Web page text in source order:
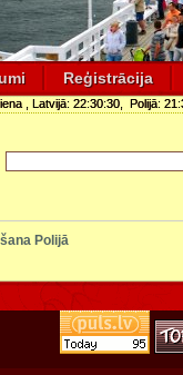
Reģistrācija
, Latvijā: 22:30:31 , Polijā:
Polijā